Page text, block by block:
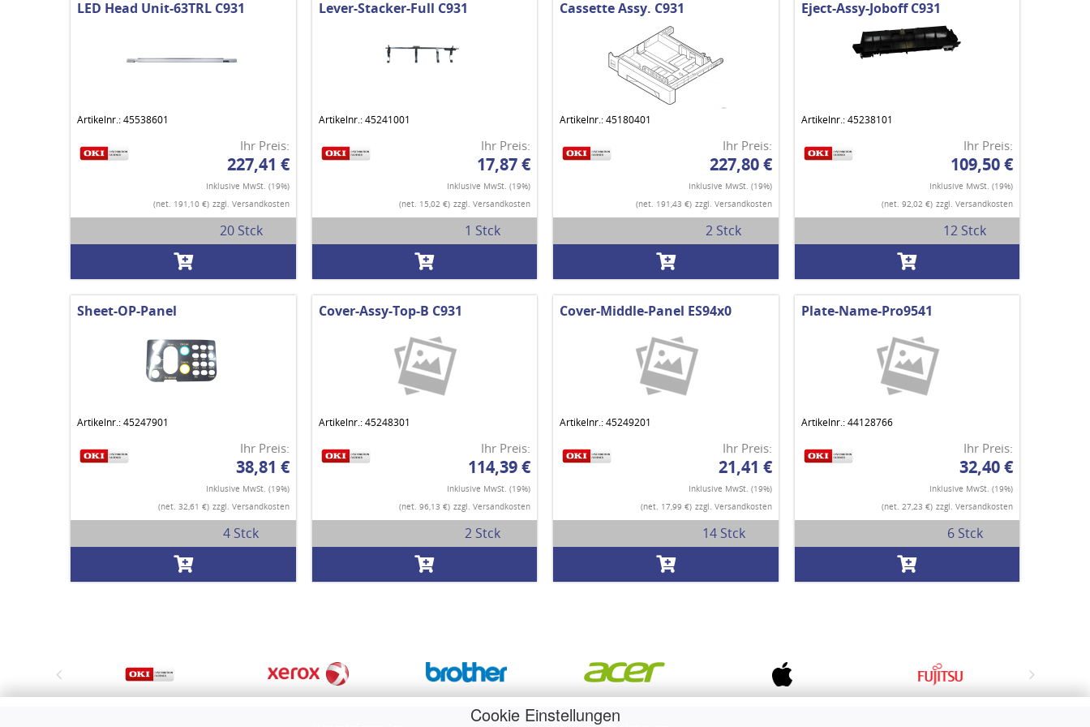
Cookie Einstellungen
LED Head Unit-63TRL C931
Artikelnr.: 45538601
Ihr Preis:
227,41 €
Inklusive MwSt. (19%)
(net. 191,10 €) zzgl. Versandkosten
20 Stck
Lever-Stacker-Full C931
Artikelnr.: 45241001
Ihr Preis:
17,87 €
Inklusive MwSt. (19%)
(net. 15,02 €) zzgl. Versandkosten
1 Stck
Cassette Assy. C931
Artikelnr.: 45180401
Ihr Preis:
227,80 €
Inklusive MwSt. (19%)
(net. 191,43 €) zzgl. Versandkosten
2 Stck
Eject-Assy-Joboff C931
Artikelnr.: 45238101
Ihr Preis:
109,50 €
Inklusive MwSt. (19%)
(net. 92,02 €) zzgl. Versandkosten
12 Stck
Sheet-OP-Panel
Artikelnr.: 45247901
Ihr Preis:
38,81 €
Inklusive MwSt. (19%)
(net. 32,61 €) zzgl. Versandkosten
4 Stck
Cover-Assy-Top-B C931
Artikelnr.: 45248301
Ihr Preis:
114,39 €
Inklusive MwSt. (19%)
(net. 96,13 €) zzgl. Versandkosten
2 Stck
Cover-Middle-Panel ES94x0
Artikelnr.: 45249201
Ihr Preis:
21,41 €
Inklusive MwSt. (19%)
(net. 17,99 €) zzgl. Versandkosten
14 Stck
Plate-Name-Pro9541
Artikelnr.: 44128766
Ihr Preis:
32,40 €
Inklusive MwSt. (19%)
(net. 27,23 €) zzgl. Versandkosten
6 Stck